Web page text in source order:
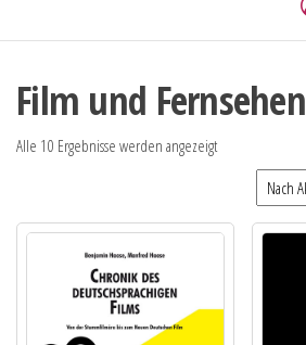
Film und Fernsehen
Alle 10 Ergebnisse werden angezeigt